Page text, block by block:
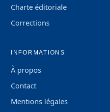
Charte éditoriale
Corrections
INFORMATIONS
À propos
Contact
Mentions légales